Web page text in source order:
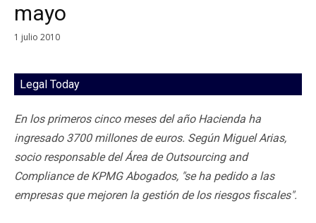
mayo
1 julio 2010
Legal Today
En los primeros cinco meses del año Hacienda ha
ingresado 3700 millones de euros. Según Miguel Arias,
socio responsable del Área de Outsourcing and
Compliance de KPMG Abogados, "se ha pedido a las
empresas que mejoren la gestión de los riesgos fiscales".